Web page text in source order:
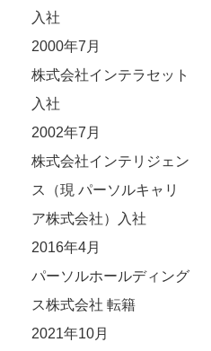
入社
2000年7月
株式会社インテラセット
入社
2002年7月
株式会社インテリジェン
ス（現 パーソルキャリ
ア株式会社）入社
2016年4月
パーソルホールディング
ス株式会社 転籍
2021年10月